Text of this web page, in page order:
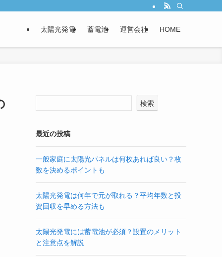
太陽光発電 蓄電池 運営会社 HOME
検索
最近の投稿
一般家庭に太陽光パネルは何枚あれば良い？枚
数を決めるポイントも
太陽光発電は何年で元が取れる？平均年数と投
資回収を早める方法も
太陽光発電には蓄電池が必須？設置のメリット
と注意点を解説